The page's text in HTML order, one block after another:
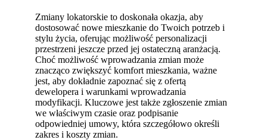
Zmiany lokatorskie to doskonała okazja, aby
dostosować nowe mieszkanie do Twoich potrzeb i
stylu życia, oferując możliwość personalizacji
przestrzeni jeszcze przed jej ostateczną aranżacją.
Choć możliwość wprowadzania zmian może
znacząco zwiększyć komfort mieszkania, ważne
jest, aby dokładnie zapoznać się z ofertą
dewelopera i warunkami wprowadzania
modyfikacji. Kluczowe jest także zgłoszenie zmian
we właściwym czasie oraz podpisanie
odpowiedniej umowy, która szczegółowo określi
zakres i koszty zmian.